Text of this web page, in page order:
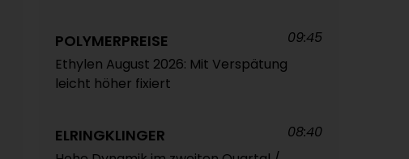
POLYMERPREISE
Ethylen August 2026: Mit Verspätung
leicht höher fixiert
09:45
ELRINGKLINGER 08:40